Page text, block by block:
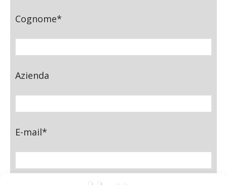
Cognome*
Azienda
E-mail*